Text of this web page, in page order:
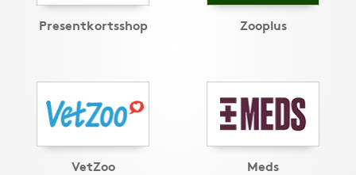
Presentkortsshop Zooplus
VetZoo Meds